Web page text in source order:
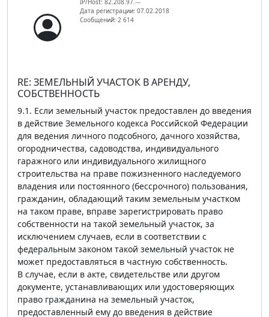
IP/Host: 82.208.97.---
Дата регистрации: 07.02.2018
Сообщений: 2 614
RE: ЗЕМЕЛЬНЫЙ УЧАСТОК В АРЕНДУ,
СОБСТВЕННОСТЬ
9.1. Если земельный участок предоставлен до введения
в действие Земельного кодекса Российской Федерации
для ведения личного подсобного, дачного хозяйства,
огородничества, садоводства, индивидуального
гаражного или индивидуального жилищного
строительства на праве пожизненного наследуемого
владения или постоянного (бессрочного) пользования,
гражданин, обладающий таким земельным участком
на таком праве, вправе зарегистрировать право
собственности на такой земельный участок, за
исключением случаев, если в соответствии с
федеральным законом такой земельный участок не
может предоставляться в частную собственность.
В случае, если в акте, свидетельстве или другом
документе, устанавливающих или удостоверяющих
право гражданина на земельный участок,
предоставленный ему до введения в действие